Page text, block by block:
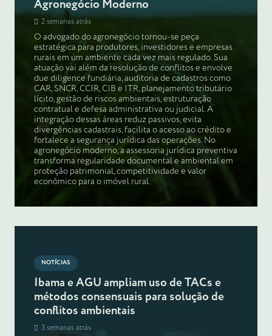
Agronegócio Moderno
2 semanas atrás
O advogado do agronegócio tornou-se peça
estratégica para produtores, investidores e empresas
rurais em um ambiente cada vez mais regulado. Sua
atuação vai além da resolução de conflitos e envolve
due diligence fundiária, auditoria de cadastros como
CAR, SNCR, CCIR, CIB e ITR, planejamento tributário
lícito, gestão de riscos ambientais, estruturação
contratual e defesa administrativa ou judicial. A
integração dessas áreas reduz passivos, evita
divergências cadastrais, facilita o acesso ao crédito e
fortalece a segurança jurídica das operações. No
agronegócio moderno, a assessoria jurídica preventiva
transforma regularidade documental e ambiental em
proteção patrimonial, competitividade e valor
econômico para o imóvel rural.
NOTÍCIAS
Ibama e AGU ampliam uso de TACs e
métodos consensuais para solução de
conflitos ambientais
3 semanas atrás